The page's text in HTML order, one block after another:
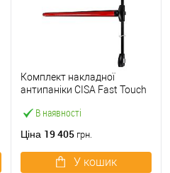
В наявності
Комплект накладної
антипаніки CISA Fast Touch
точковий вбік червона
Ціна 19 405 грн.
У кошик